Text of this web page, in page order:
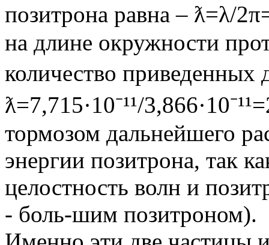
позитрона равна – ƛ=λ/
на длине окружности
количество приведенных
ƛ=7,715·10⁻¹¹/
тормозом дальнейшего
энергии позитрона, так
целостность волн и
- боль-шим позитроном).